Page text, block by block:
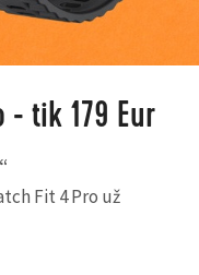
- tik 179 Eur
Fit 4 Pro už